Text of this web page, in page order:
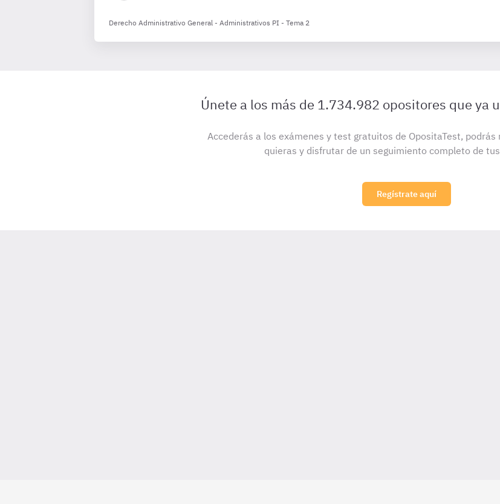
Derecho Administrativo General - Administrativos PI - Tema 2
Únete a los más de 1.734.982 opositores que ya
Accederás a los exámenes y test gratuitos de OpositaTest,
quieras y disfrutar de un seguimiento completo de
Regístrate aquí